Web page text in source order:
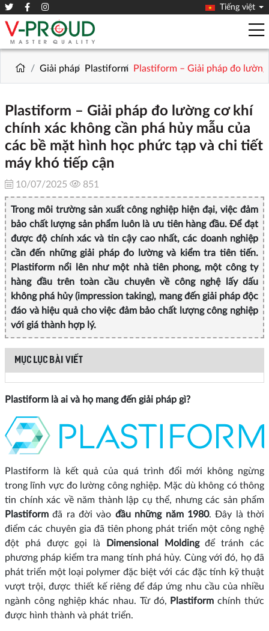
Tiếng việt
Giải pháp Plastiform Plastiform – Giải pháp đo
Plastiform – Giải pháp đo lường cơ khí
chính xác không cần phá hủy mẫu của
các bề mặt hình học phức tạp và chi tiết
máy khó tiếp cận
10/07/2025 851
Trong môi trường sản xuất công nghiệp hiện đại, việc đảm
bảo chất lượng sản phẩm luôn là ưu tiên hàng đầu. Để đạt
được độ chính xác và tin cậy cao nhất, các doanh nghiệp
cần đến những giải pháp đo lường và kiểm tra tiên tiến.
Plastiform nổi lên như một nhà tiên phong, một công ty
hàng đầu trên toàn cầu chuyên về công nghệ lấy dấu
không phá hủy (impression taking), mang đến giải pháp độc
đáo và hiệu quả cho việc đảm bảo chất lượng công nghiệp
với giá thành hợp lý.
MỤC LỤC BÀI VIẾT
Plastiform là ai và họ mang đến giải pháp gì?
Plastiform là kết quả của quá trình đổi mới không ngừng
trong lĩnh vực đo lường công nghiệp. Mặc dù không có thông
tin chính xác về năm thành lập cụ thể, nhưng các sản phẩm
Plastiform đã ra đời vào đầu những năm 1980. Đây là thời
điểm các chuyên gia đã tiên phong phát triển một công nghệ
đột phá được gọi là
Dimensional Moldingđể tránh các
phương pháp kiểm tra mang tính phá hủy. Cùng với đó, họ đã
phát triển một loại polymer đặc biệt với các đặc tính kỹ thuật
vượt trội, được thiết kế riêng để đáp ứng nhu cầu của nhiều
ngành công nghiệp khác nhau. Từ đó, Plastiform chính thức
được hình thành và phát triển.